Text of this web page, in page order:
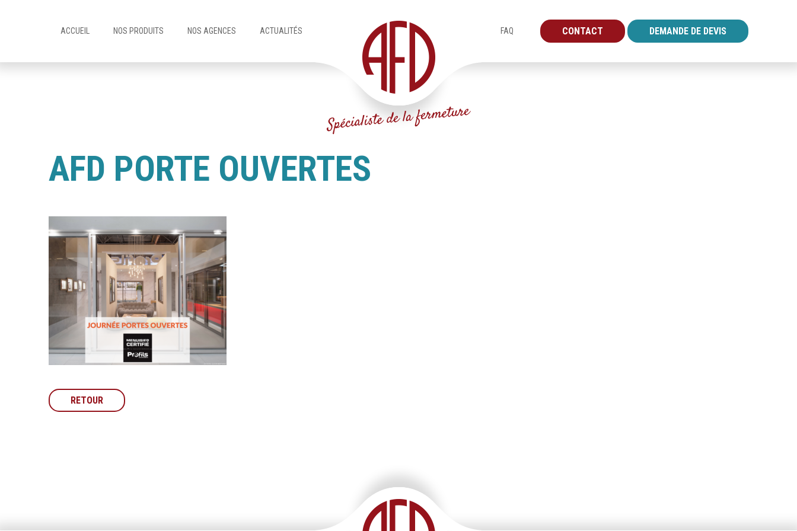
ACCUEIL NOS PRODUITS NOS AGENCES ACTUALITÉS FAQ CONTACT DEMANDE DE DEVIS
AFD PORTE OUVERTES
RETOUR